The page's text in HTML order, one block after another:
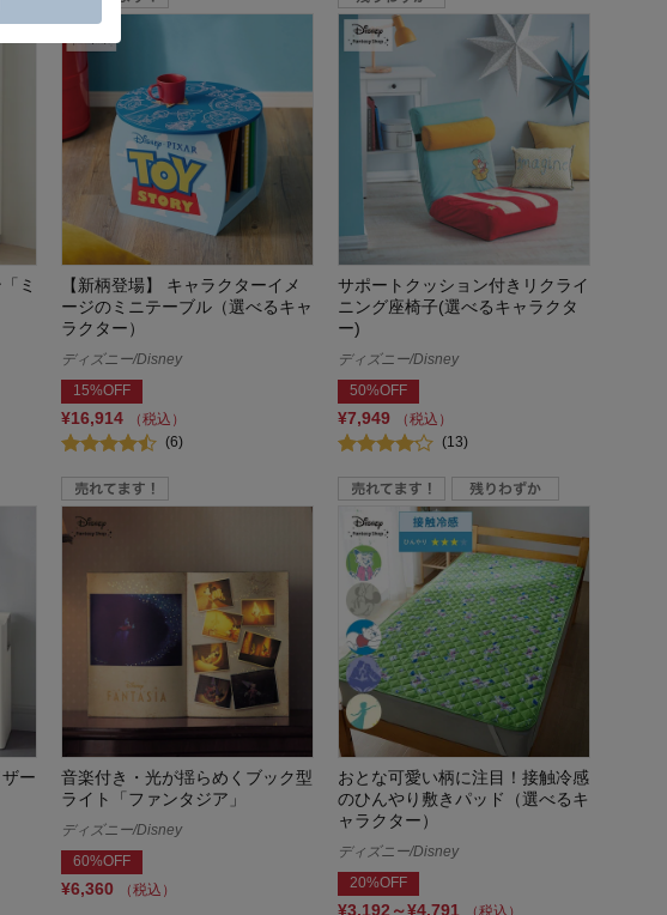
ミ
【新柄登場】 キャラクターイメ
ージのミニテーブル（選べるキャ
ラクター）
ディズニー/Disney
15%OFF
¥16,914
（税込）
(6)
サポートクッション付きリクライ
ニング座椅子(選べるキャラクタ
ー)
ディズニー/Disney
50%OFF
¥7,949
（税込）
(13)
ー
音楽付き・光が揺らめくブック型
ライト「ファンタジア」
ディズニー/Disney
60%OFF
¥6,360 （税込）
おとな可愛い柄に注目！接触冷感
のひんやり敷きパッド（選べるキ
ャラクター）
ディズニー/Disney
20%OFF
¥3,192～¥4,791